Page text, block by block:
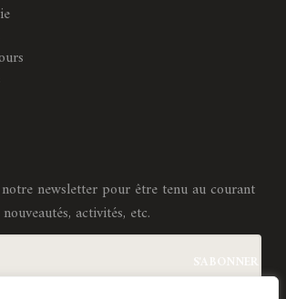
newsletter pour être tenu au courant
activités, etc.